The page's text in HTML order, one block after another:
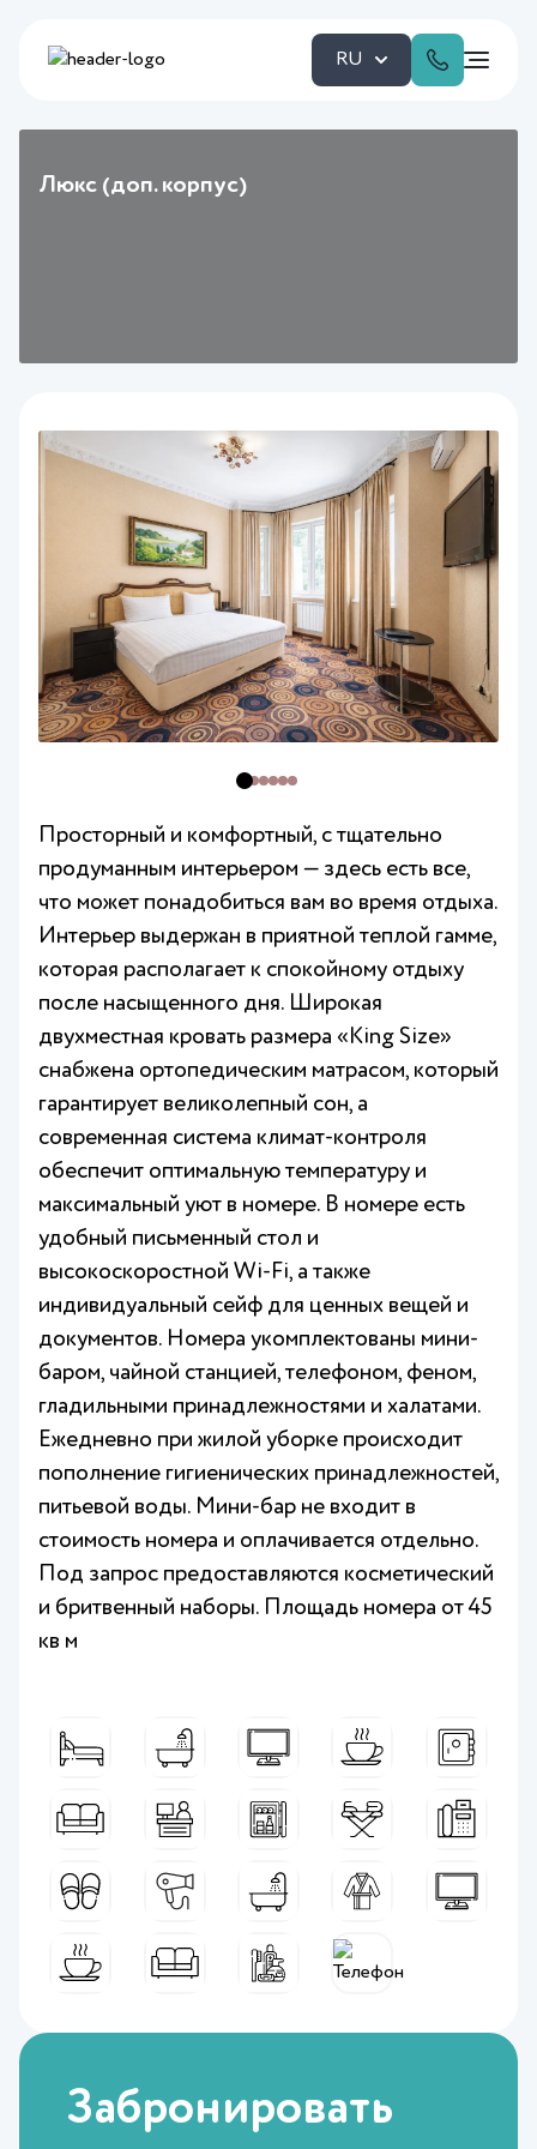
RU
Люкс (доп. корпус)
Просторный и комфортный, с тщательно
продуманным интерьером — здесь есть все,
что может понадобиться вам во время отдыха.
Интерьер выдержан в приятной теплой гамме,
которая располагает к спокойному отдыху
после насыщенного дня. Широкая
двухместная кровать размера «King Size»
снабжена ортопедическим матрасом, который
гарантирует великолепный сон, а
современная система климат-контроля
обеспечит оптимальную температуру и
максимальный уют в номере. В номере есть
удобный письменный стол и
высокоскоростной Wi-Fi, а также
индивидуальный сейф для ценных вещей и
документов. Номера укомплектованы мини-
баром, чайной станцией, телефоном, феном,
гладильными принадлежностями и халатами.
Ежедневно при жилой уборке происходит
пополнение гигиенических принадлежностей,
питьевой воды. Мини-бар не входит в
стоимость номера и оплачивается отдельно.
Под запрос предоставляются косметический
и бритвенный наборы. Площадь номера от 45
кв м
Забронировать